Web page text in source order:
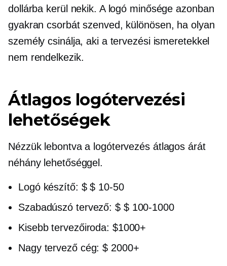
dollárba kerül nekik. A logó minősége azonban
gyakran csorbát szenved, különösen, ha olyan
személy csinálja, aki a tervezési ismeretekkel
nem rendelkezik.
Átlagos logótervezési
lehetőségek
Nézzük lebontva a logótervezés átlagos árát
néhány lehetőséggel.
Logó készítő: $ $ 10-50
Szabadúszó tervező: $ $ 100-1000
Kisebb tervezőiroda: $1000+
Nagy tervező cég: $ 2000+